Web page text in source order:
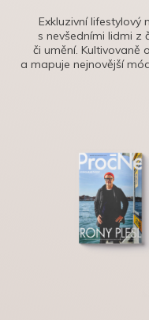
Exkluzivní lifestylový
s nevšedními lidmi z
či umění. Kultivovaně
a mapuje nejnovější